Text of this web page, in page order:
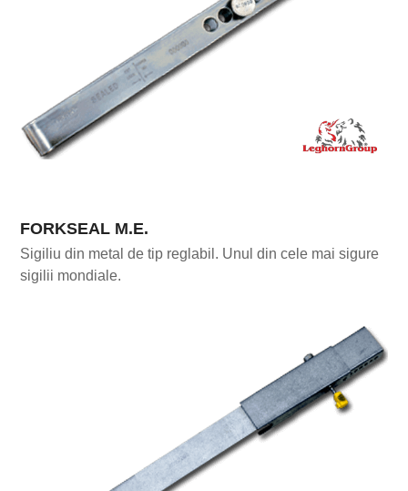
FORKSEAL M.E.
Sigiliu din metal de tip reglabil. Unul din cele mai sigure
sigilii mondiale.